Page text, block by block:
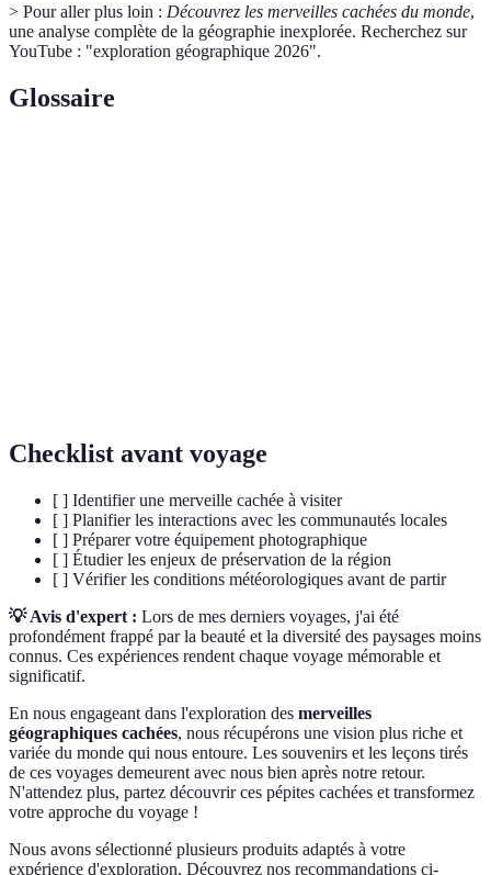
> Pour aller plus loin : Découvrez les merveilles cachées du monde,
une analyse complète de la géographie inexplorée. Recherchez sur
YouTube : "exploration géographique 2026".
Glossaire
Checklist avant voyage
[ ] Identifier une merveille cachée à visiter
[ ] Planifier les interactions avec les communautés locales
[ ] Préparer votre équipement photographique
[ ] Étudier les enjeux de préservation de la région
[ ] Vérifier les conditions météorologiques avant de partir
💡 Avis d'expert : Lors de mes derniers voyages, j'ai été
profondément frappé par la beauté et la diversité des paysages moins
connus. Ces expériences rendent chaque voyage mémorable et
significatif.
En nous engageant dans l'exploration des merveilles
géographiques cachées, nous récupérons une vision plus riche et
variée du monde qui nous entoure. Les souvenirs et les leçons tirés
de ces voyages demeurent avec nous bien après notre retour.
N'attendez plus, partez découvrir ces pépites cachées et transformez
votre approche du voyage !
Nous avons sélectionné plusieurs produits adaptés à votre
expérience d'exploration. Découvrez nos recommandations ci-